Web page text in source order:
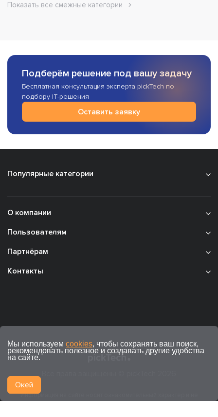
Показать все смежные категории
Подберём решение под вашу задачу
Бесплатная консультация эксперта pickTech по
подбору IT-решения
Оставить заявку
Популярные категории
О компании
Пользователям
Партнёрам
Контакты
Информация на сайте носит ознакомительный характер и не
Мы используем cookies, чтобы сохранять ваш поиск,
рекомендовать полезное и создавать другие удобства
на сайте.
Окей